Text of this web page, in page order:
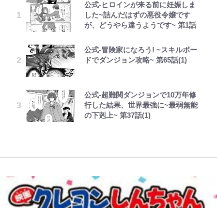
公式-ヒロインが来る前に妊娠しま
した~詰んだはずの悪役令嬢です
が、どうやら違うようです~ 第1話
公式-冒険家になろう! ~スキルボー
ドでダンジョン攻略~ 第65話(1)
公式-超難関ダンジョンで10万年修
行した結果、世界最強に~最弱無能
の下剋上~ 第37話(1)
錦織一清の写真集はなぜ私服なの
か…高級ブランドをやめ等身大の自
分を表現する現在「ちゃんとおじい
藤原紀香が23年間続けるボランテ
「のりの芝居は観たいと」藤原紀香
が明かす夫・片岡愛之助との関係
｢なんじゃこりゃあああ！｣本田圭
佑の古巣ミラン、漆黒×蛍光レッド
の超絶クールな新サードユニに世界
ゃかっけえわ｣
手は【Jリーグ開幕｢初めての秋春
制｣の大激論】(4)
千葉雄大、ほっそりイケメン近影に
「顔パンパンだったのに」反響 視
聴者が想った激変の納得理由
GLAY・TERU＆PUFFY大貫亜美
の“共演”ショットに「夫婦で写っ
中居正広氏の被災地支援報道と消え
ない“芸能界復帰説”、なぜ代理人
弁護士が今も“窓口”に? 直撃に深
「自分の絵ごと、このジャンルはそ
ろそろ終わりかな」江口寿史が炎上
を経て樋口毅宏に語ったこと
映画『ちいかわ』入場者特典「第２
弾」がスタート！まさかの人気アイ
1万円超えも「納得のクオリティ」
『この素晴らしい世界に祝福を！』
10万針以上の密度で再現された“め
えびめしの流儀
でっかい男になりたいゾ
浅草は日本の心だゾ
空の轍と大地の雲と 第1回
第3回 出版までの道のり・その2
レビュー『仮面家族』悠木シュン・
著
【キャンプ自己啓発】増えすぎたギ
アを棚卸し！ “ウルトラライト” 目
指した「自分スタイル」再構築でわ
とは
時間半ハイキング」パノラマ絶景レ
ポ【福島県福島市】